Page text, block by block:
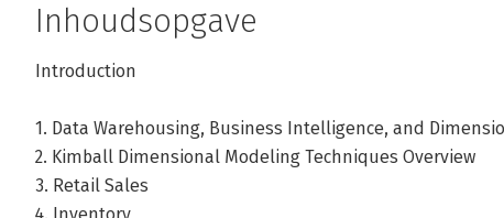
Inhoudsopgave
Introduction
1. Data Warehousing, Business Intelligence, and
2. Kimball Dimensional Modeling Techniques Overview
3. Retail Sales